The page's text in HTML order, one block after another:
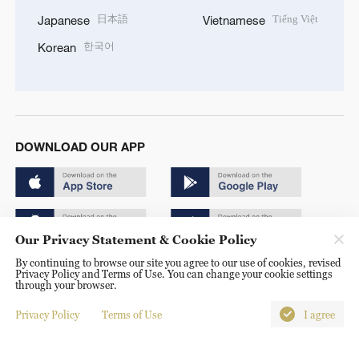
Japanese 日本語
Korean 한국어
Vietnamese Tiếng Việt
DOWNLOAD OUR APP
Copyright © 2024 CGTN.
京ICP备20000184号
京公网安备 11010502050052号
Our Privacy Statement & Cookie Policy
By continuing to browse our site you agree to our use of cookies, revised
Privacy Policy and Terms of Use. You can change your cookie settings
through your browser.
Privacy Policy Terms of Use I agree